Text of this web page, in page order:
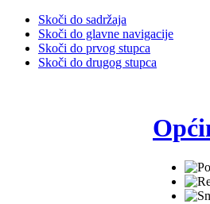
Skoči do sadržaja
Skoči do glavne navigacije
Skoči do prvog stupca
Skoči do drugog stupca